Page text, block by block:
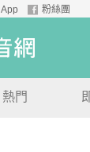
App 粉絲團
熱門